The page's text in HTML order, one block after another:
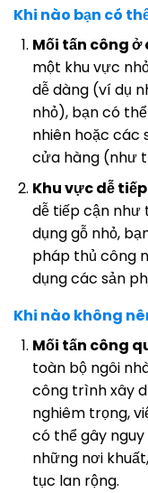
Khi nào bạn có
Mối tấn công ở
một khu vực
dễ dàng (ví dụ
nhỏ), bạn có
nhiên hoặc các
cửa hàng (như
Khu vực dễ
dễ tiếp cận như
dụng gỗ nhỏ,
pháp thủ công
dụng các sản
Khi nào không
Mối tấn công
toàn bộ ngôi
công trình xây
nghiêm trọng,
có thể gây
những nơi
tục lan rộng.